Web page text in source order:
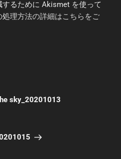
るために Akismet を使って
処理方法の詳細はこちらをご
sky_20201013